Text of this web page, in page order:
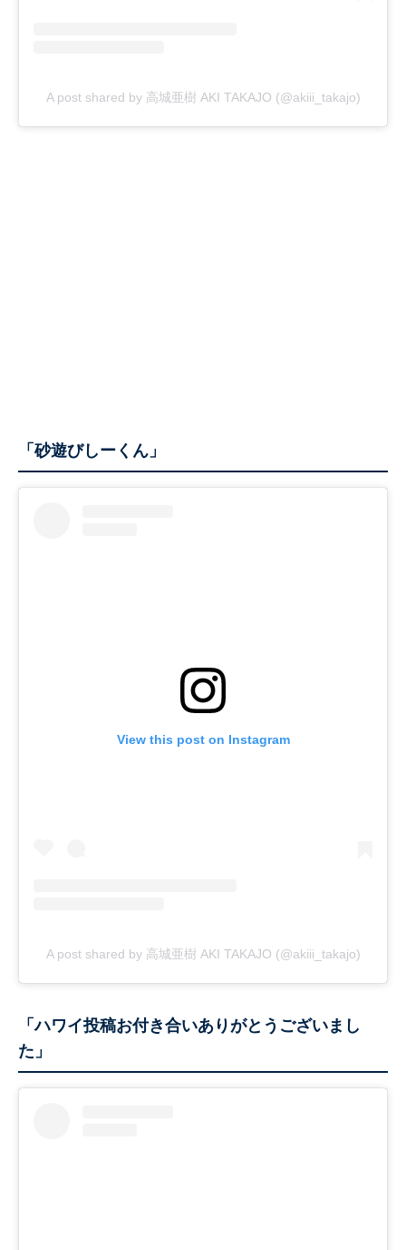
A post shared by 高城亜樹 AKI TAKAJO (@akiii_takajo)
「砂遊びしーくん」
View this post on Instagram
A post shared by 高城亜樹 AKI TAKAJO (@akiii_takajo)
「ハワイ投稿お付き合いありがとうございまし
た」